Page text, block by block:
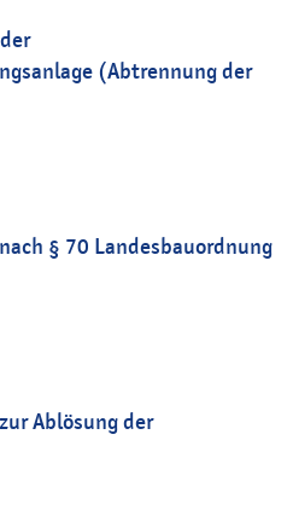
(Abtrennung der
§ 70 Landesbauordnung
Ablösung der